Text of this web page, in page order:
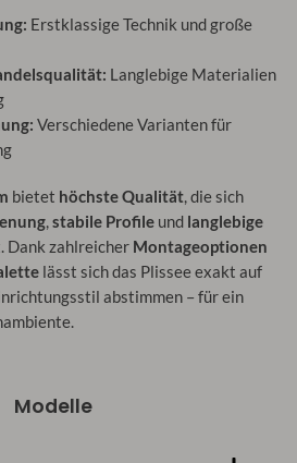
Erstklassige Technik und große
Langlebige Materialien
Verschiedene Varianten für
bietet höchste Qualität, die sich
,stabile Profile und langlebige
Dank zahlreicher Montageoptionen
lässt sich das Plissee exakt auf
abstimmen – für ein
Modelle